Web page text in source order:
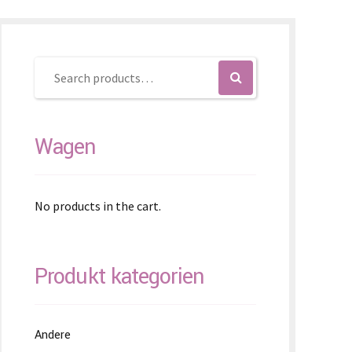
Wagen
No products in the cart.
Produkt kategorien
Andere